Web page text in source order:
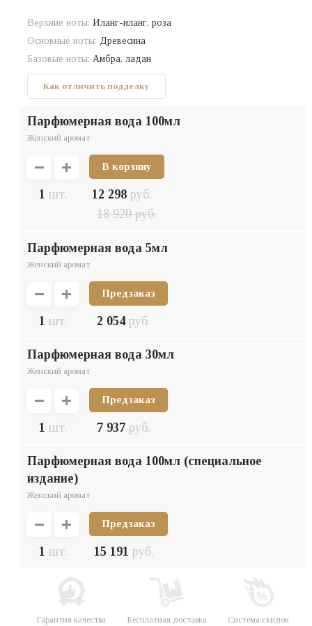
Как отличить подделку
Верхние ноты: Иланг-иланг, роза
Основные ноты: Древесина
Базовые ноты: Амбра, ладан
парфюмерная вода 100мл
Женский аромат
1 шт. 12 298 руб.
18 920руб.
парфюмерная вода 5мл
Женский аромат
1 шт.
Предзаказ
2 054 руб.
парфюмерная вода 30мл
Женский аромат
1 шт.
Предзаказ
7 937 руб.
парфюмерная вода 100мл (специальное
издание)
Женский аромат
1 шт.
Предзаказ
15 191 руб.
Гарантия качества Бесплатная доставка Система скидок